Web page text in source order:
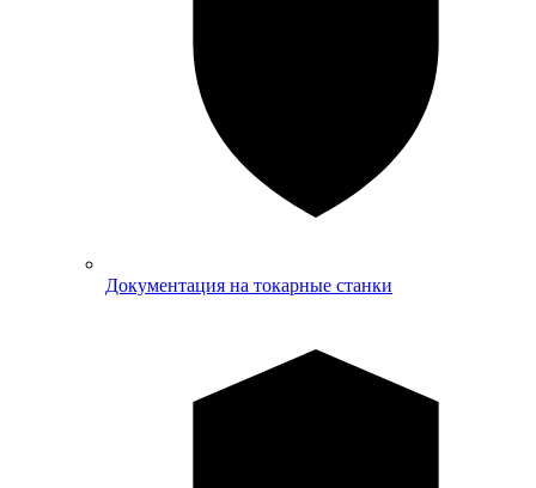
Документация на токарные станки